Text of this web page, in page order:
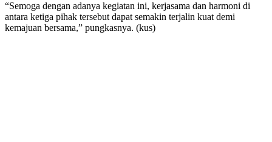
“Semoga dengan adanya kegiatan ini, kerjasama dan harmoni di
antara ketiga pihak tersebut dapat semakin terjalin kuat demi
kemajuan bersama,” pungkasnya. (kus)